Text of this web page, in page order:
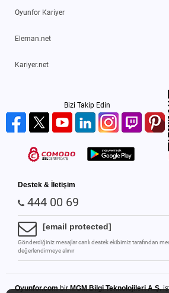
Oyunfor Kariyer
Eleman.net
Kariyer.net
Bizi Takip Edin
Destek & İletişim
444 00 69
[email protected]
Gönderdiğiniz mesajlar canlı destek ekibimiz tarafından
değerlendirmeye alınır
Oyunfor.combirMGM Bilgi Teknolojileri A.Ş.